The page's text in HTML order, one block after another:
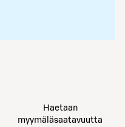
Haetaan
myymäläsaatavuutta